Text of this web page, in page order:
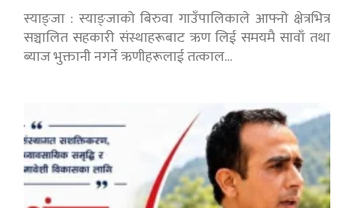
स्याङ्जा : स्याङ्जाको बिरुवा गाउँपालिकाले आफ्नो क्षेत्रभित्र
सञ्चालित सहकारी संस्थाहरूबाट ऋण लिई समयमै सावाँ तथा
ब्याज भुक्तानी नगर्ने ऋणीहरूलाई तत्काल…